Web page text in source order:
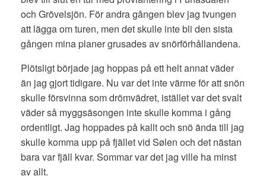
och Grövelsjön. För andra gången blev jag tvungen
att lägga om turen, men det skulle inte bli den sista
gången mina planer grusades av snörförhållandena.
Plötsligt började jag hoppas på ett helt annat väder
än jag gjort tidigare. Nu var det inte värme för att snön
skulle försvinna som drömvädret, istället var det svalt
väder så myggsäsongen inte skulle komma i gång
ordentligt. Jag hoppades på kallt och snö ända till jag
skulle komma upp på fjället vid Sølen och det nästan
bara var fjäll kvar. Sommar var det jag ville ha minst
av allt.